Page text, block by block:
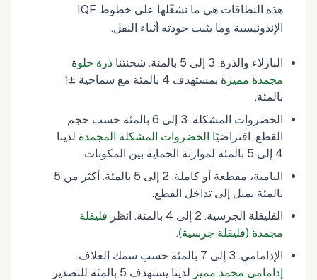
هذه النطاقات هي ما نشغّلها على خطوط IQF
الإندونيسية وما يثبت جودته أثناء النقل.
البازلاء والذرة. 3 إلى 5 بالمئة. شحنتنا
ذرة حلوة
مجمدة مميزة
بمستهدف 4 بالمئة مع سماحية ±1
بالمئة.
الخضروات المشكلة. 3 إلى 6 بالمئة حسب حجم
القطع. افتراضيًا الخضروات المشكلة المجمدة لدينا
4 إلى 5 بالمئة لموازنة الحماية بين المكونات.
البامية، مقطعة أو كاملة. 2 إلى 5 بالمئة. أكثر من 5
بالمئة يميل إلى تداخل القطع.
الفليفلة الجرسية. 2 إلى 4 بالمئة. انظر
فليفلة
مجمدة (فليفلة جرسية).
الإدامامي. 3 إلى 7 بالمئة حسب سمك الغلاف.
إدامامي مجمد مميز
لدينا يستهدف 5 بالمئة للتصدير